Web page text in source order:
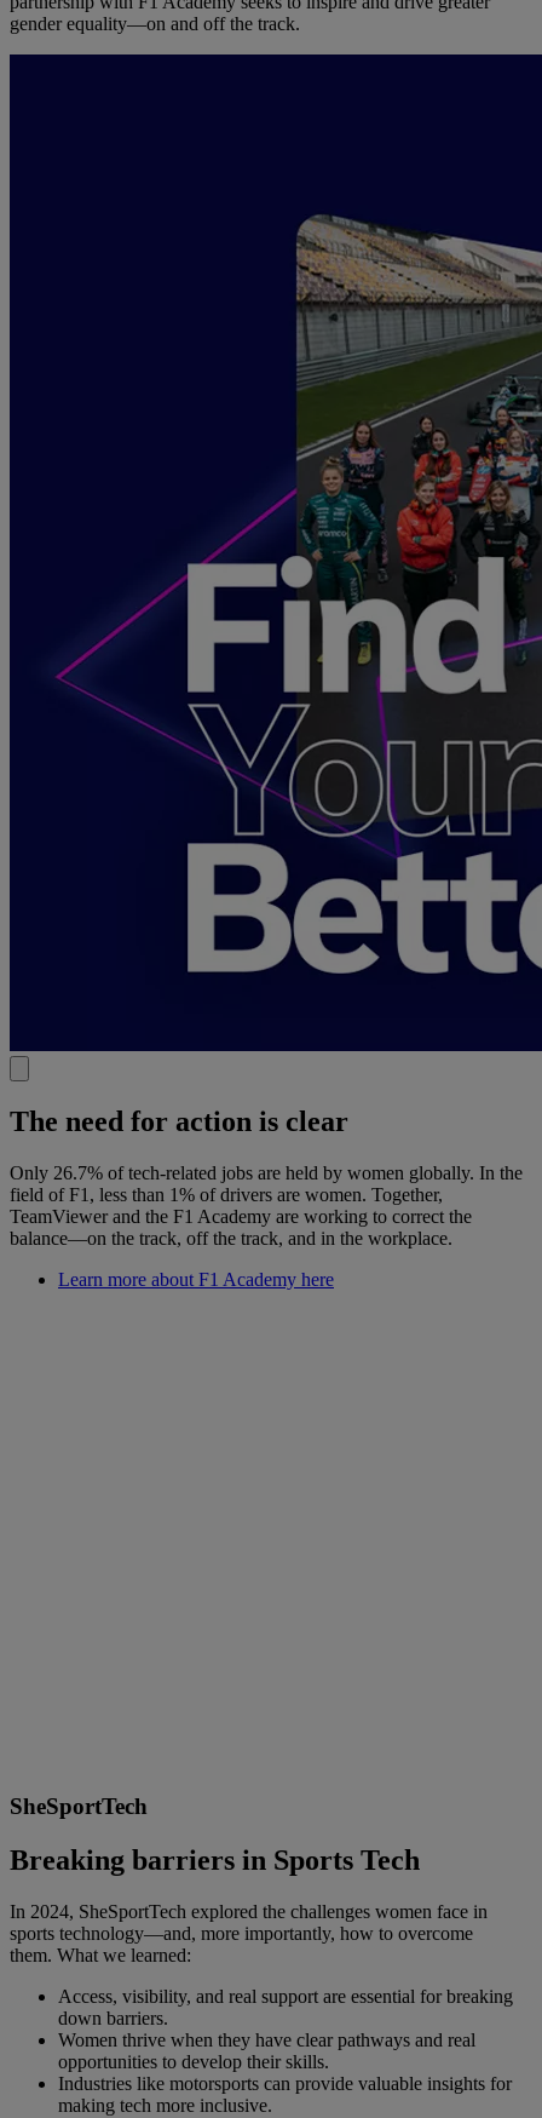
gender equality—on and off the track.
The need for action is clear
Only 26.7% of tech-related jobs are held by women globally. In the
field of F1, less than 1% of drivers are women. Together,
TeamViewer and the F1 Academy are working to correct the
balance—on the track, off the track, and in the workplace.
Learn more about F1 Academy here
SheSportTech
Breaking barriers in Sports Tech
In 2024, SheSportTech explored the challenges women face in
sports technology—and, more importantly, how to overcome
them. What we learned:
Access, visibility, and real support are essential for breaking
down barriers.
Women thrive when they have clear pathways and real
opportunities to develop their skills.
Industries like motorsports can provide valuable insights for
making tech more inclusive.